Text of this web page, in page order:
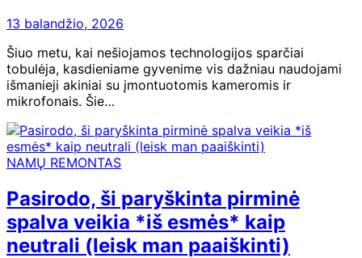
13 balandžio, 2026
Šiuo metu, kai nešiojamos technologijos sparčiai
tobulėja, kasdieniame gyvenime vis dažniau naudojami
išmanieji akiniai su įmontuotomis kameromis ir
mikrofonais. Šie…
NAMŲ REMONTAS
Pasirodo, ši paryškinta pirminė
spalva veikia *iš esmės* kaip
neutrali (leisk man paaiškinti)